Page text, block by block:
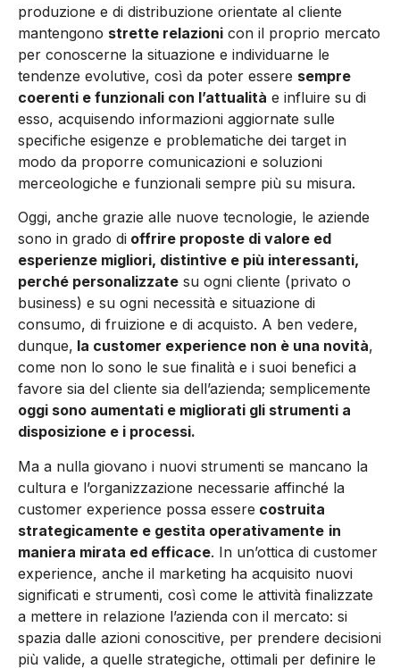
produzione e di distribuzione orientate al cliente
mantengono strette relazioni con il proprio mercato
per conoscerne la situazione e individuarne le
tendenze evolutive, così da poter essere sempre
coerenti e funzionali con l’attualità e influire su di
esso, acquisendo informazioni aggiornate sulle
specifiche esigenze e problematiche dei target in
modo da proporre comunicazioni e soluzioni
merceologiche e funzionali sempre più su misura.
Oggi, anche grazie alle nuove tecnologie, le aziende
sono in grado di offrire proposte di valore ed
esperienze migliori, distintive e più interessanti,
perché personalizzate su ogni cliente (privato o
business) e su ogni necessità e situazione di
consumo, di fruizione e di acquisto. A ben vedere,
dunque, la customer experience non è una novità,
come non lo sono le sue finalità e i suoi benefici a
favore sia del cliente sia dell’azienda; semplicemente
oggi sono aumentati e migliorati gli strumenti a
disposizione e i processi.
Ma a nulla giovano i nuovi strumenti se mancano la
cultura e l’organizzazione necessarie affinché la
customer experience possa essere costruita
strategicamente e gestita operativamente in
maniera mirata ed efficace. In un’ottica di customer
experience, anche il marketing ha acquisito nuovi
significati e strumenti, così come le attività finalizzate
a mettere in relazione l’azienda con il mercato: si
spazia dalle azioni conoscitive, per prendere decisioni
più valide, a quelle strategiche, ottimali per definire le